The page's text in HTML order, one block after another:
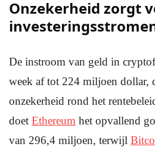
Onzekerheid zorgt
De instroom van geld in
week af tot 224 miljoen dollar,
onzekerheid rond het
doet Ethereum het opvallend
van 296,4 miljoen, terwijl